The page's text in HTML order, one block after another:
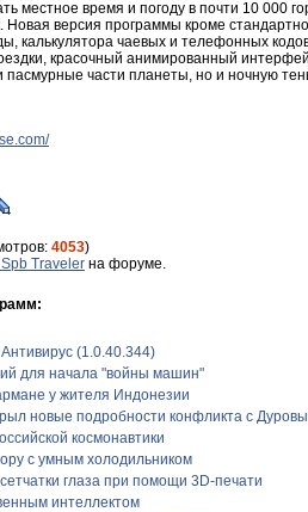
местное время и погоду в почти 10 000
версия программы кроме
калькуляторa чаевых и телефонныx
красочный анимированный
части планеты, но и ночную
4053)
Traveler на форуме.
(1.0.40.344)
для начала "войны машин"
у жителя Индонезии
новые подробности конфликта с
космонавтики
с умным холодильником
глаза при помощи 3D-печати
интеллектом